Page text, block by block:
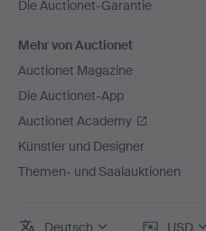
Die Auctionet-Garantie
Mehr von Auctionet
Auctionet Magazine
Die Auctionet-App
Auctionet Academy
Künstler und Designer
Themen- und Saalauktionen
Deutsch USD